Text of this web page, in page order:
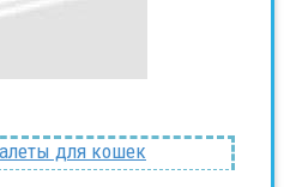
для кошек